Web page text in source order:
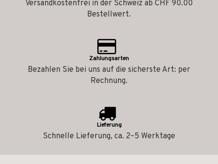
Versandkostenfrei in der Schweiz ab CHF 90.00
Bestellwert.
Zahlungsarten
Bezahlen Sie bei uns auf die sicherste Art: per
Rechnung.
Lieferung
Schnelle Lieferung, ca. 2–5 Werktage